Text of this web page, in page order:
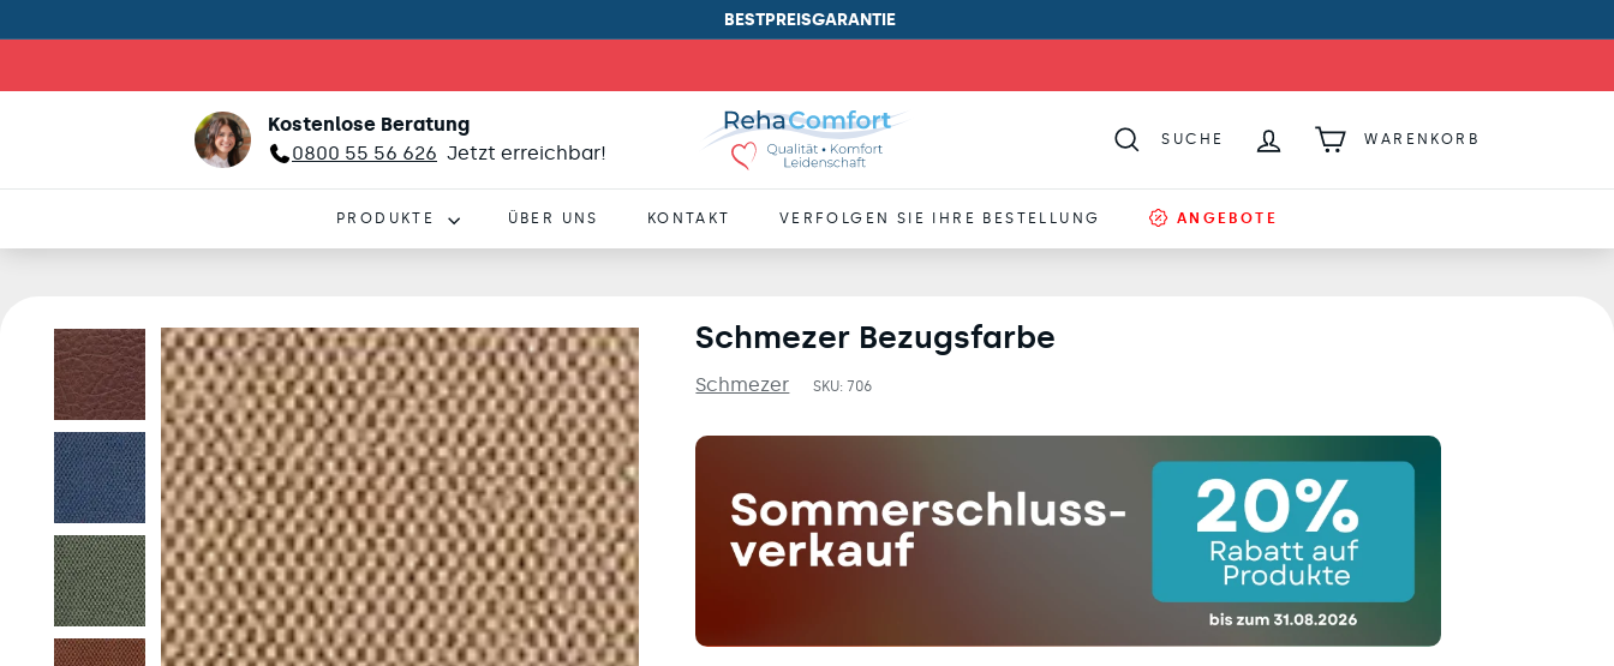
BESTPREISGARANTIE
Kostenlose Beratung
0800 55 56 626 Jetzt erreichbar!
R
e
h
a
o
o
t
SUCHE WARENKORB
PRODUKTE ÜBER UNS KONTAKT VERFOLGEN SIE IHRE BESTELLUNG ANGEBOTE
Schmezer Bezugsfarbe
Schmezer SKU:706